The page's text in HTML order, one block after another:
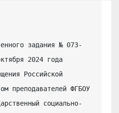
задания № 073-
2024 года
Российской
преподавателей ФГБОУ
социально-